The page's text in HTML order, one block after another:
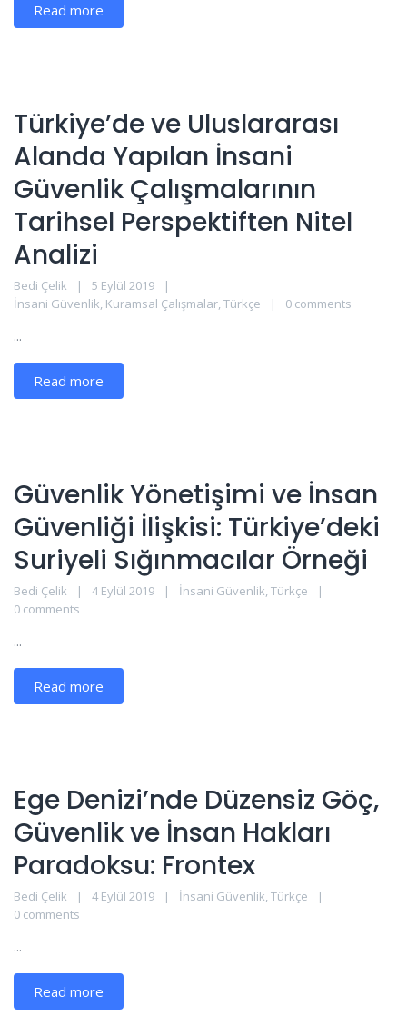
Read more
Türkiye’de ve Uluslararası
Alanda Yapılan İnsani
Güvenlik Çalışmalarının
Tarihsel Perspektiften Nitel
Analizi
Bedi Çelik
5 Eylül 2019
İnsani Güvenlik, Kuramsal Çalışmalar, Türkçe 0 comments
...
Read more
Güvenlik Yönetişimi ve İnsan
Güvenliği İlişkisi: Türkiye’deki
Suriyeli Sığınmacılar Örneği
Bedi Çelik 4 Eylül 2019 İnsani Güvenlik, Türkçe
0 comments
...
Read more
Ege Denizi’nde Düzensiz Göç,
Güvenlik ve İnsan Hakları
Paradoksu: Frontex
Bedi Çelik 4 Eylül 2019 İnsani Güvenlik, Türkçe
0 comments
...
Read more